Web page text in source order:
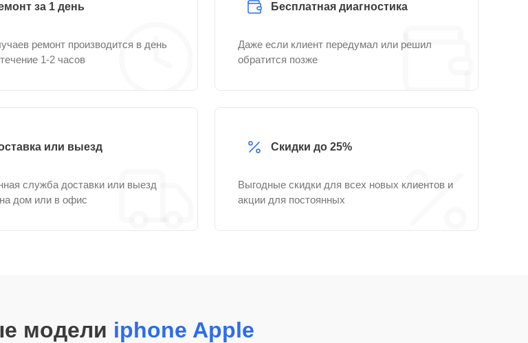
за 1 день
ремонт производится в день
1-2 часов
Бесплатная диагностика
Даже если клиент передумал или решил
обратится позже
или выезд
служба доставки или выезд
дом или в офис
Скидки до 25%
Выгодные скидки для всех новых клиентов и
акции для постоянных
модели iphone Apple